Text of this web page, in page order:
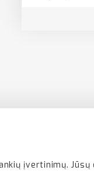
įvertinimų.